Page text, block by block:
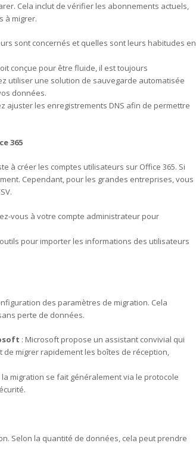
Cela inclut de vérifier les abonnements actuels,
à migrer.
sont concernés et quelles sont leurs habitudes en
conçue pour être fluide, il est toujours
utiliser une solution de sauvegarde automatisée
données.
ajuster les enregistrements DNS afin de permettre
365
à créer les comptes utilisateurs sur Office 365. Si
Cependant, pour les grandes entreprises, vous
vous à votre compte administrateur pour
pour importer les informations des utilisateurs
des paramètres de migration. Cela
perte de données.
: Microsoft propose un assistant convivial qui
de migrer rapidement les boîtes de réception,
migration se fait généralement via le protocole
Selon la quantité de données, cela peut prendre